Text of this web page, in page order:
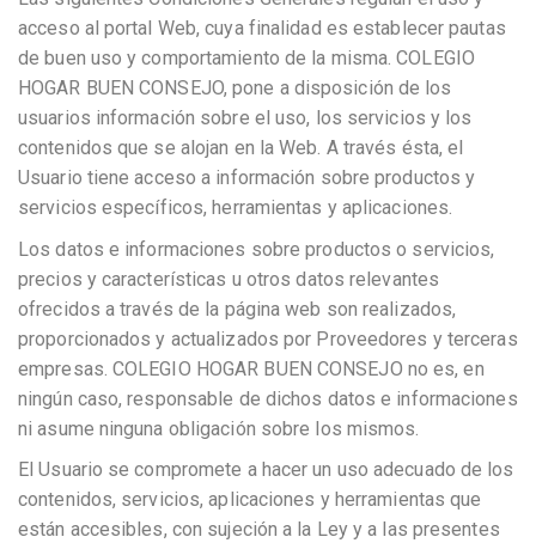
acceso al portal Web, cuya finalidad es establecer pautas
de buen uso y comportamiento de la misma. COLEGIO
HOGAR BUEN CONSEJO, pone a disposición de los
usuarios información sobre el uso, los servicios y los
contenidos que se alojan en la Web. A través ésta, el
Usuario tiene acceso a información sobre productos y
servicios específicos, herramientas y aplicaciones.
Los datos e informaciones sobre productos o servicios,
precios y características u otros datos relevantes
ofrecidos a través de la página web son realizados,
proporcionados y actualizados por Proveedores y terceras
empresas. COLEGIO HOGAR BUEN CONSEJO no es, en
ningún caso, responsable de dichos datos e informaciones
ni asume ninguna obligación sobre los mismos.
El Usuario se compromete a hacer un uso adecuado de los
contenidos, servicios, aplicaciones y herramientas que
están accesibles, con sujeción a la Ley y a las presentes